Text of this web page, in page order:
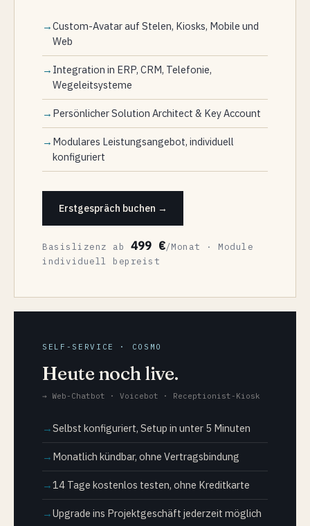
Custom-Avatar auf Stelen, Kiosks, Mobile und
Web
Integration in ERP, CRM, Telefonie,
Wegeleitsysteme
Persönlicher Solution Architect & Key Account
Modulares Leistungsangebot, individuell
konfiguriert
Erstgespräch buchen →
Basislizenz ab 499 €/Monat · Module
individuell bepreist
SELF-SERVICE · COSMO
Heute noch live.
→ Web-Chatbot · Voicebot · Receptionist-Kiosk
Selbst konfiguriert, Setup in unter 5 Minuten
Monatlich kündbar, ohne Vertragsbindung
14 Tage kostenlos testen, ohne Kreditkarte
Upgrade ins Projektgeschäft jederzeit möglich